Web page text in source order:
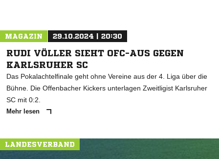
MAGAZIN 29.10.2024 | 20:30
RUDI VÖLLER SIEHT OFC-AUS GEGEN
KARLSRUHER SC
Das Pokalachtelfinale geht ohne Vereine aus der 4. Liga über die
Bühne. Die Offenbacher Kickers unterlagen Zweitligist Karlsruher
SC mit 0:2.
Mehr lesen
LANDESVERBAND